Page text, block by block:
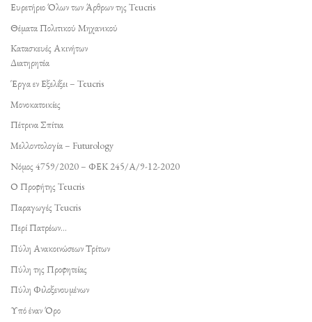
Ευρετήριο Όλων των Άρθρων της Teucris
Θέματα Πολιτικού Μηχανικού
Κατασκευές Ακινήτων
Διατηρητέα
Έργα εν Εξελίξει – Teucris
Μονοκατοικίες
Πέτρινα Σπίτια
Μελλοντολογία – Futurology
Νόμος 4759/2020 – ΦΕΚ 245/Α/9-12-2020
Ο Προφήτης Teucris
Παραγωγές Teucris
Περί Πατρέων…
Πύλη Ανακοινώσεων Τρίτων
Πύλη της Προφητείας
Πύλη Φιλοξενουμένων
Υπό έναν Όρο